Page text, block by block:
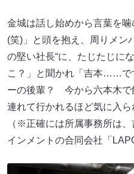
金城は話し始めから言葉を
(笑)」と頭を抱え、周りメン
の堅い社長“に、たじたじに
こ？」と聞かれ「吉本……で
ーの後輩？ 今から六本木で
連れて行かれるほど気に入ら
（※正確には所属事務所は
インメントの合同会社「